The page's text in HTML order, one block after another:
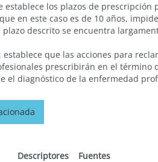
establece los plazos de prescripción
en este caso es de 10 años,
descrito se encuentra
que las acciones para
prescribirán en el término
el diagnóstico de la enfermedad
Descriptores
Fuentes